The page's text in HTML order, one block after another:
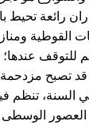
رائعة تحيط
القوطية
للتوقف عندها؛
قد تصبح
السنة، تنظم
العصور